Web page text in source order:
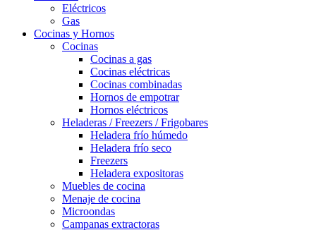
Eléctricos
Gas
Cocinas y Hornos
Cocinas
Cocinas a gas
Cocinas eléctricas
Cocinas combinadas
Hornos de empotrar
Hornos eléctricos
Heladeras / Freezers / Frigobares
Heladera frío húmedo
Heladera frío seco
Freezers
Heladera expositoras
Muebles de cocina
Menaje de cocina
Microondas
Campanas extractoras